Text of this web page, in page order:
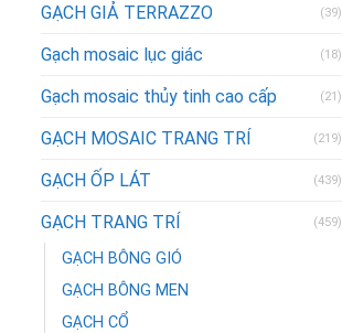
GẠCH GIẢ TERRAZZO (39)
Gạch mosaic lục giác (18)
Gạch mosaic thủy tinh cao cấp (21)
GẠCH MOSAIC TRANG TRÍ (219)
GẠCH ỐP LÁT (439)
GẠCH TRANG TRÍ (459)
GẠCH BÔNG GIÓ
GẠCH BÔNG MEN
GẠCH CỔ